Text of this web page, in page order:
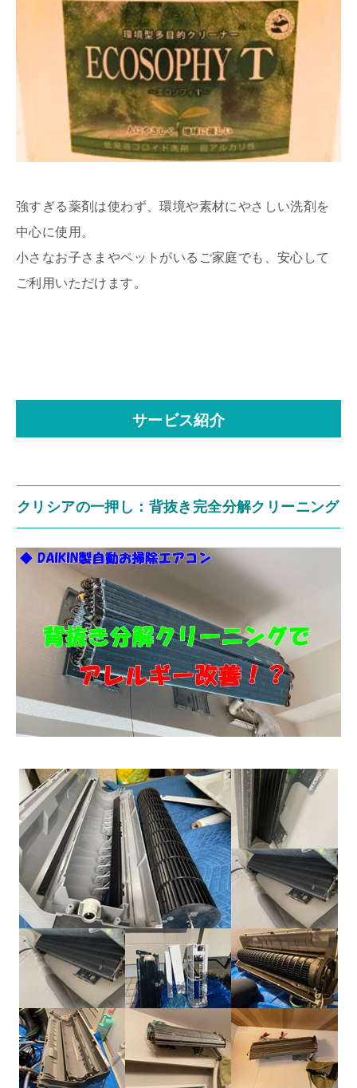
強すぎる薬剤は使わず、環境や素材にやさしい洗剤を
中心に使用。
小さなお子さまやペットがいるご家庭でも、安心して
ご利用いただけます。
サービス紹介
クリシアの一押し：背抜き完全分解クリーニング